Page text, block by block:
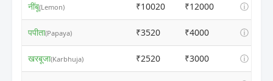
नींबू(Lemon) ₹10020 ₹12000 ⓘ
पपीता(Papaya) ₹3520 ₹4000 ⓘ
खरबूजा(Karbhuja) ₹2520 ₹3000 ⓘ